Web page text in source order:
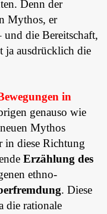
Denn der
Mythos, er
und die Bereitschaft,
ja ausdrücklich die
in
genauso wie
Mythos
in diese Richtung
Erzählung des
ethno-
. Diese
die rationale